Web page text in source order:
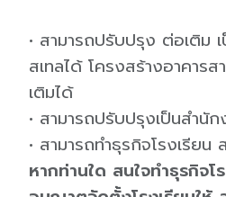
• สามารถปรับปรุง ต่อเติม
สเทลได้ โครงสร้างอาคาร
เติมได้
• สามารถปรับปรุงเป็นสำนั
• สามารถทำธุรกิจโรงเรีย
หากท่านใด สนใจทำธุรกิจโ